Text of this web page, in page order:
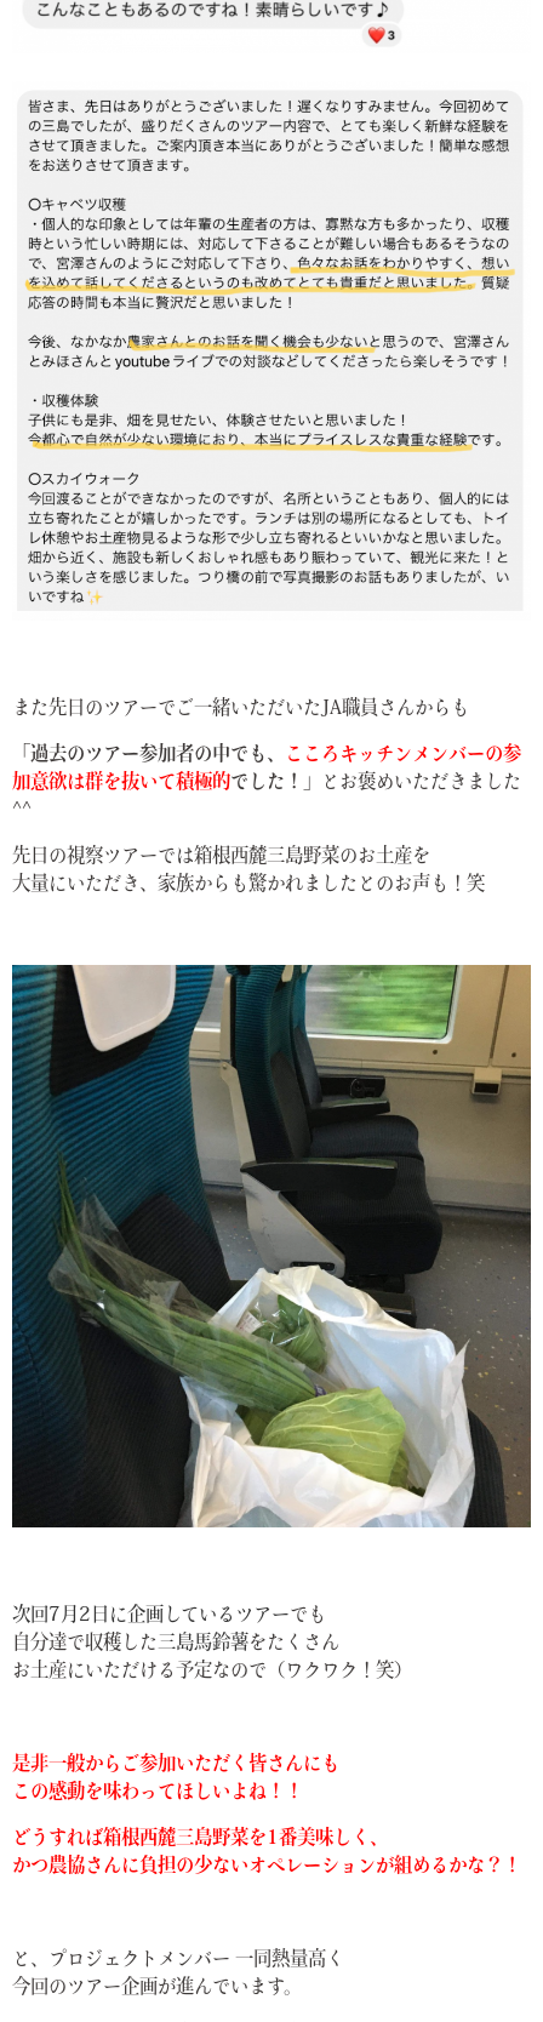
また先日のツアーでご一緒いただいたJA職員さんからも
「過去のツアー参加者の中でも、
こころキッチンメンバーの参
加意欲は群を抜いて積極的でした！」
とお褒めいただきました
^^
先日の視察ツアーでは箱根西麓三島野菜のお土産を
大量にいただき、家族からも驚かれましたとのお声も！笑
次回7月2日に企画しているツアーでも
自分達で収穫した三島馬鈴薯をたくさん
お土産にいただける予定なので（ワクワク！笑）
是非一般からご参加いただく皆さんにも
この感動を味わってほしいよね！！
どうすれば箱根西麓三島野菜を1番美味しく、
かつ農協さんに負担の少ないオペレーションが組めるかな？！
と、プロジェクトメンバー 一同熱量高く
今回のツアー企画が進んでいます。